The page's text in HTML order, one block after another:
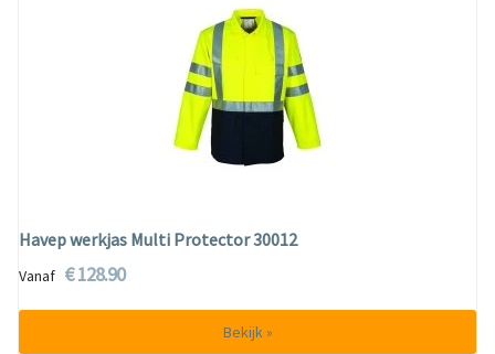
Havep werkjas Multi Protector 30012
Vanaf € 128.90
Bekijk »